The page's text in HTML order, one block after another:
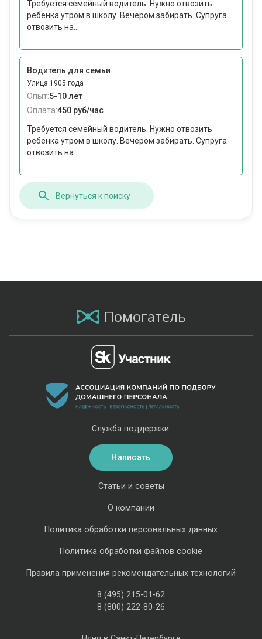
Требуется семейный водитель. Нужно отвозить
ребенка утром в школу. Вечером забирать. Супруга
отвозить на...
Водитель для семьи
Улица 1905 года
Опыт:5-10 лет
Оплата:450 руб/час
Требуется семейный водитель. Нужно отвозить
ребенка утром в школу. Вечером забирать. Супруга
отвозить на...
Вернуться к поиску
Помогатель
Статьи и советы
О компании
Политика обработки персональных данных
Политика обработки файлов cookie
Правила применения рекомендательных технологий
8 (495) 215-01-62
8 (800) 222-80-26
Служба поддержки:
Написать